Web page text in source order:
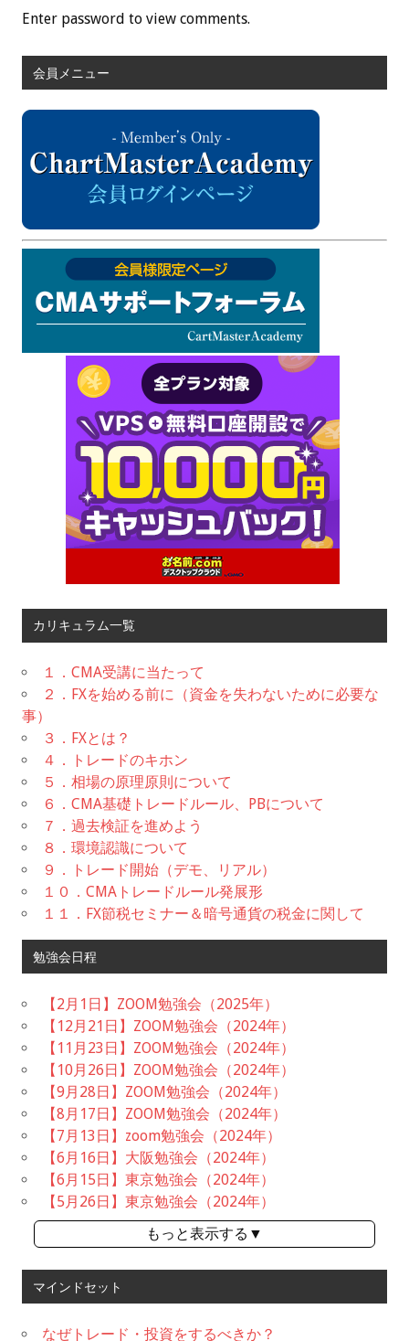
Enter password to view comments.
会員メニュー
カリキュラム一覧
１．CMA受講に当たって
２．FXを始める前に（資金を失わないために必要な
事）
３．FXとは？
４．トレードのキホン
５．相場の原理原則について
６．CMA基礎トレードルール、PBについて
７．過去検証を進めよう
８．環境認識について
９．トレード開始（デモ、リアル）
１０．CMAトレードルール発展形
１１．FX節税セミナー＆暗号通貨の税金に関して
勉強会日程
【2月1日】ZOOM勉強会（2025年）
【12月21日】ZOOM勉強会（2024年）
【11月23日】ZOOM勉強会（2024年）
【10月26日】ZOOM勉強会（2024年）
【9月28日】ZOOM勉強会（2024年）
【8月17日】ZOOM勉強会（2024年）
【7月13日】zoom勉強会（2024年）
【6月16日】大阪勉強会（2024年）
【6月15日】東京勉強会（2024年）
【5月26日】東京勉強会（2024年）
もっと表示する▼
マインドセット
なぜトレード・投資をするべきか？